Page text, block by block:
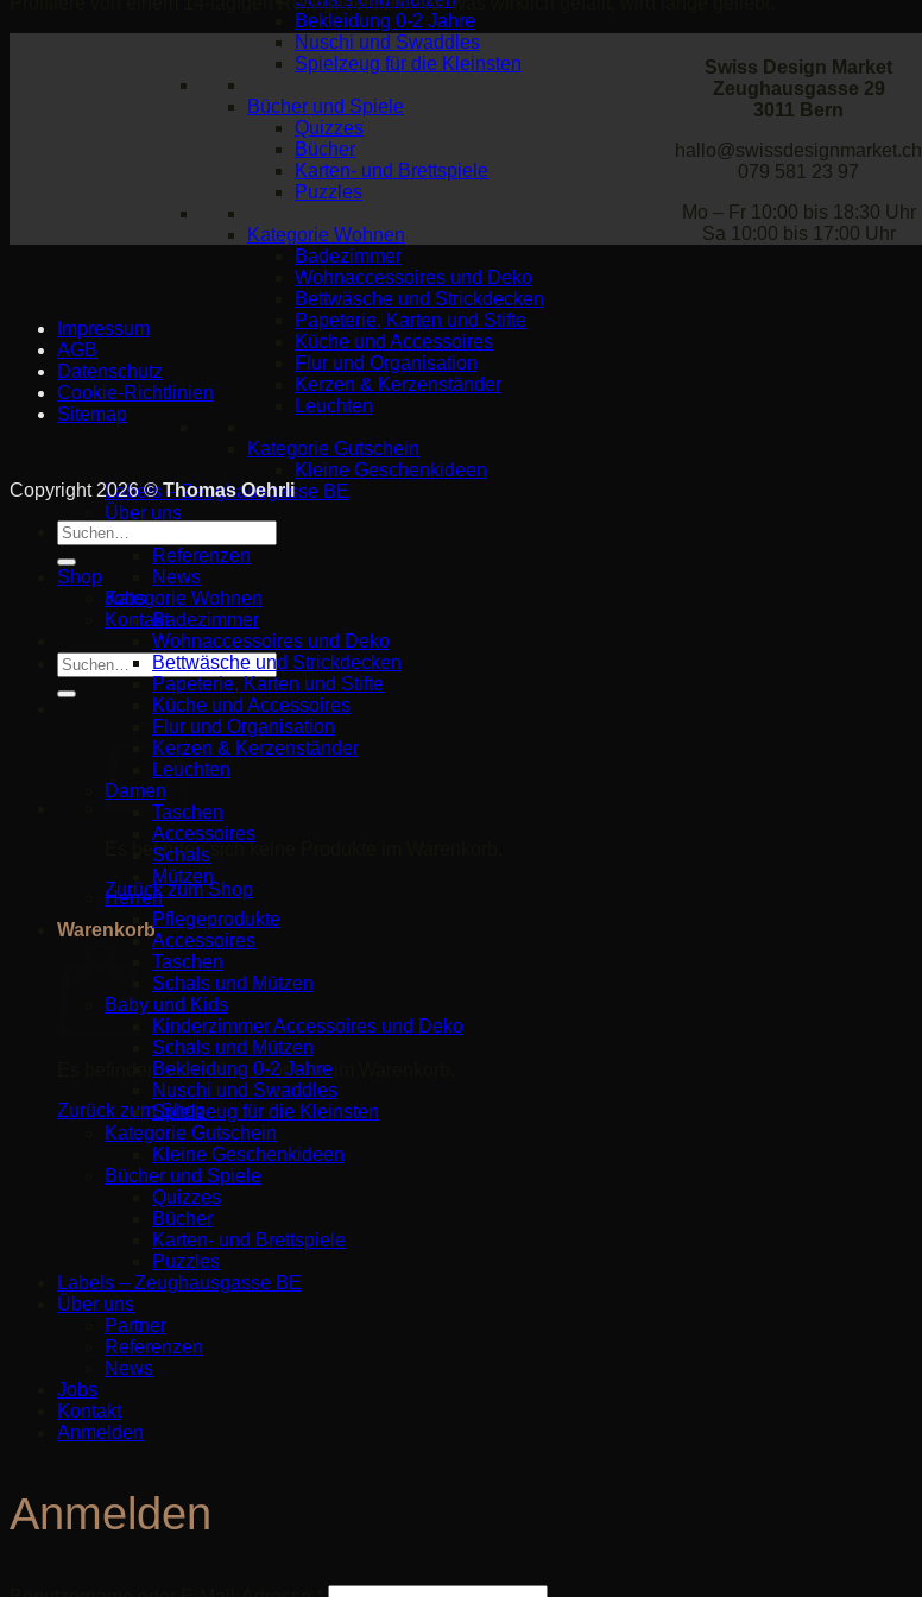
Bekleidung 0-2 Jahre
Nuschi und Swaddles
Spielzeug für die Kleinsten
Bücher und Spiele
Quizzes
Bücher
Karten- und Brettspiele
Puzzles
Kategorie Wohnen
Badezimmer
Wohnaccessoires und Deko
Bettwäsche und Strickdecken
Papeterie, Karten und Stifte
Küche und Accessoires
Flur und Organisation
Kerzen & Kerzenständer
Leuchten
Kategorie Gutschein
Kleine Geschenkideen
Labels – Zeughausgasse BE
Über uns
Referenzen
News
Jobs
Kontakt
Suche
nach:
Es befinden sich keine Produkte im Warenkorb.
Zurück zum Shop
Warenkorb
Es befinden sich keine Produkte im Warenkorb.
Zurück zum Shop
Swiss Design Market
Zeughausgasse 29
3011 Bern
hallo@swissdesignmarket.ch
079 581 23 97
Mo – Fr 10:00 bis 18:30 Uhr
Sa 10:00 bis 17:00 Uhr
Impressum
AGB
Datenschutz
Cookie-Richtlinien
Sitemap
Copyright 2026 ©Thomas Oehrli
Suche
nach:
Shop
Kategorie Wohnen
Badezimmer
Wohnaccessoires und Deko
Bettwäsche und Strickdecken
Papeterie, Karten und Stifte
Küche und Accessoires
Flur und Organisation
Kerzen & Kerzenständer
Leuchten
Damen
Taschen
Accessoires
Schals
Mützen
Herren
Pflegeprodukte
Accessoires
Taschen
Schals und Mützen
Baby und Kids
Kinderzimmer Accessoires und Deko
Schals und Mützen
Bekleidung 0-2 Jahre
Nuschi und Swaddles
Spielzeug für die Kleinsten
Kategorie Gutschein
Kleine Geschenkideen
Bücher und Spiele
Quizzes
Bücher
Karten- und Brettspiele
Puzzles
Labels – Zeughausgasse BE
Über uns
Partner
Referenzen
News
Jobs
Kontakt
Anmelden
Anmelden